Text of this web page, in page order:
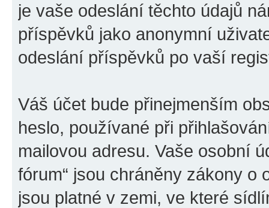
je vaše odeslání těchto údajů
příspěvků jako anonymní
odeslání příspěvků po vaší
Váš účet bude přinejmenším
heslo, používané při
mailovou adresu. Vaše osobní
fórum“ jsou chráněny zákony o
jsou platné v zemi, ve které